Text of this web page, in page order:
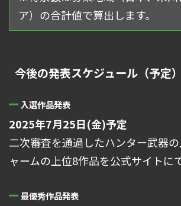
ア）の合計値で算出します。
今後の発表スケジュール（予定）
入選作品発表
2025年7月25日(金)予定
二次審査を通過したハンター武器
ャームの上位8作品を公式サイトに
最優秀作品発表